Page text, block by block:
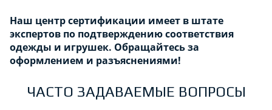
Наш центр сертификации имеет в штате
экспертов по подтверждению соответствия
одежды и игрушек. Обращайтесь за
оформлением и разъяснениями!
ЧАСТО ЗАДАВАЕМЫЕ ВОПРОСЫ